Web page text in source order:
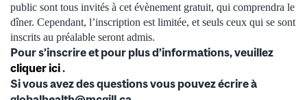
public sont tous invités à cet évènement gratuit, qui comprendra le
dîner. Cependant, l’inscription est limitée, et seuls ceux qui se sont
inscrits au préalable seront admis.
Pour s’inscrire et pour plus d’informations, veuillez
cliquer ici.
Si vous avez des questions vous pouvez écrire à